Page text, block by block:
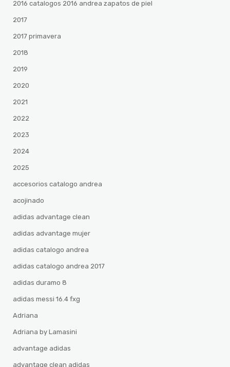
2016 catalogos 2016 andrea zapatos de piel
2017
2017 primavera
2018
2019
2020
2021
2022
2023
2024
2025
accesorios catalogo andrea
acojinado
adidas advantage clean
adidas advantage mujer
adidas catalogo andrea
adidas catalogo andrea 2017
adidas duramo 8
adidas messi 16.4 fxg
Adriana
Adriana by Lamasini
advantage adidas
advantage clean adidas